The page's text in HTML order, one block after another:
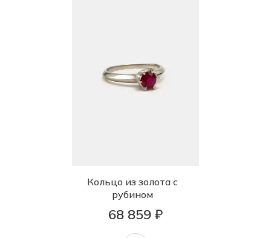
Кольцо из золота с
рубином
68 859 ₽